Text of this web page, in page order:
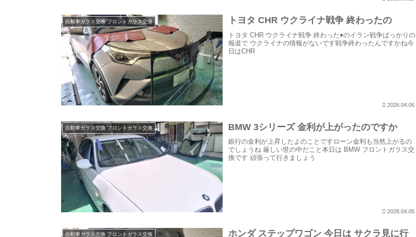
自動車ガラス交換 フロントガラス交換 トヨタ CHR ウクライナ戦争 終わったの
トヨタ CHR ウクライナ戦争 終わった♦のイラン戦争ばっかりの
報道で ウクライナの情報がないです戦争終わったんですかね今
日はCHR
2026.04.06
自動車ガラス交換 フロントガラス交換 BMW 3シリーズ 金利が上がったのですか
銀行の金利が上昇したよのことですローン金利も当然上がるの
でしょうね 厳しい世の中だこと本日は BMW フロントガラス交
換です 頑張って行きましょう
2026.04.05
自動車ガラス交換 フロントガラス交換
ホンダ ステップワゴン 今日は サクラ見に行